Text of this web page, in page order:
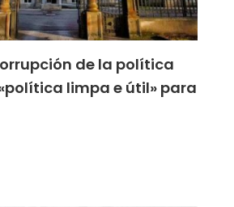
de la política
limpa e útil» para